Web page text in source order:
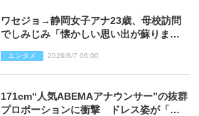
ワセジョ→静岡女子アナ23歳、母校訪問
でしみじみ「懐かしい思い出が蘇りまし
エンタメ 2026/8/7 06:00
171cm“人気ABEMAアナウンサー”の抜群
プロポーションに衝撃 ドレス姿が「美